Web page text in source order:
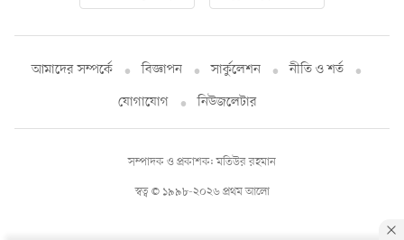
আমাদের সম্পর্কে বিজ্ঞাপন সার্কুলেশন
নীতি ও শর্ত
যোগাযোগ
নিউজলেটার
স্বত্ব © ১৯৯৮-২০২৬ প্রথম আলো
সম্পাদক ও প্রকাশক: মতিউর রহমান